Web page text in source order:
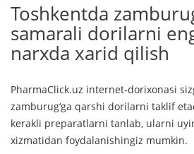
Toshkentda
samarali dorilarni
narxda xarid qilish
PharmaClick.uz internet-dorixonasi
zamburug‘ga qarshi dorilarni taklif
kerakli preparatlarni tanlab, ularni
xizmatidan foydalanishingiz mumkin.